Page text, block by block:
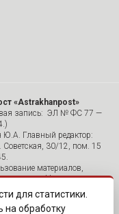
«Astrakhanpost»
запись: ЭЛ № ФС 77 —
Главный редактор:
Советская, 30/12, пом. 15
материалов,
«Astrakhanpost»,
и публикацией
Комментарии
редактирования.
для статистики.
на обработку